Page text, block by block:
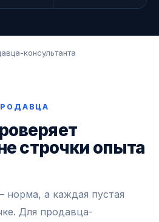
консультанта
строчки опыта
норма, а каждая пустая
Для продавца-